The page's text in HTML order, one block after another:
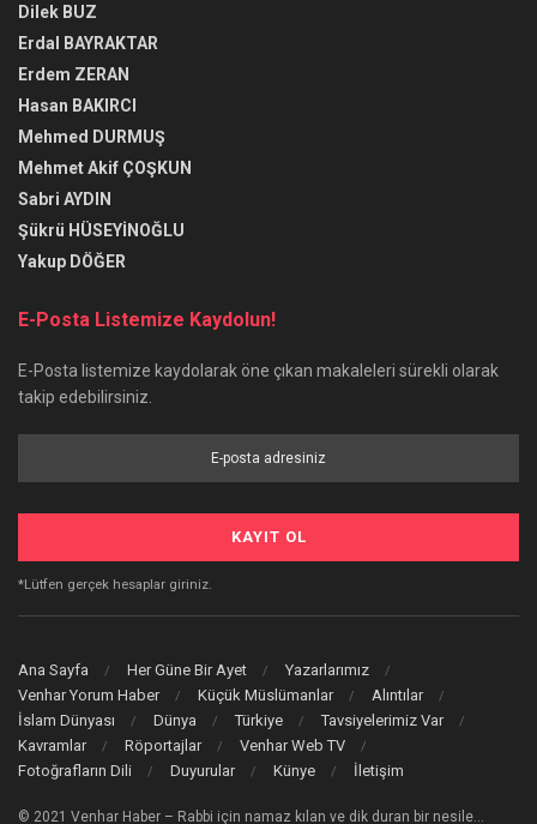
Dilek BUZ
Erdal BAYRAKTAR
Erdem ZERAN
Hasan BAKIRCI
Mehmed DURMUŞ
Mehmet Akif ÇOŞKUN
Sabri AYDIN
Şükrü HÜSEYİNOĞLU
Yakup DÖĞER
E-Posta Listemize Kaydolun!
E-Posta listemize kaydolarak öne çıkan makaleleri sürekli olarak
takip edebilirsiniz.
*Lütfen gerçek hesaplar giriniz.
Ana Sayfa Her Güne Bir Ayet
Yazarlarımız
Venhar Yorum Haber
Küçük Müslümanlar
Alıntılar
İslam Dünyası
Dünya Türkiye
Tavsiyelerimiz Var
Kavramlar
Röportajlar
Venhar Web TV
Fotoğrafların Dili
Duyurular Künye İletişim
© 2021 Venhar Haber – Rabbi için namaz kılan ve dik duran bir nesile…